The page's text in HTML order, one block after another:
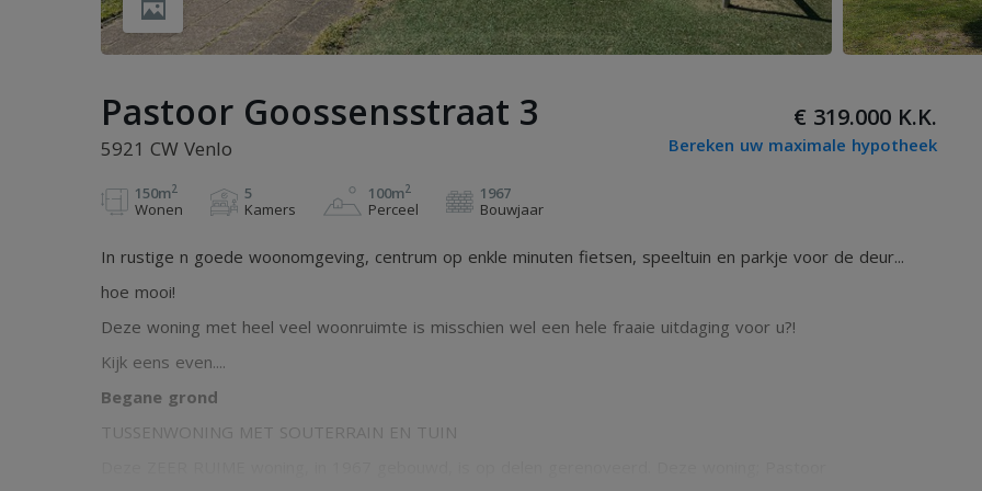
Pastoor Goossensstraat 3
5921 CW Venlo
€ 319.000 K.K.
Bereken uw maximale hypotheek
150m2
Wonen
5
Kamers
100m2
Perceel
1967
Bouwjaar
In rustige n goede woonomgeving, centrum op enkle minuten fietsen, speeltuin en parkje voor de deur...
hoe mooi!
Deze woning met heel veel woonruimte is misschien wel een hele fraaie uitdaging voor u?!
Kijk eens even....
Begane grond
TUSSENWONING MET SOUTERRAIN EN TUIN